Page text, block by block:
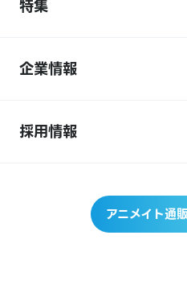
特集
企業情報
採用情報
アニメイト通